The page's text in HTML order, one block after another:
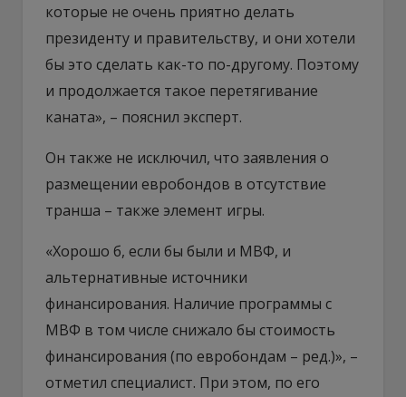
которые не очень приятно делать
президенту и правительству, и они хотели
бы это сделать как-то по-другому. Поэтому
и продолжается такое перетягивание
каната», – пояснил эксперт.
Он также не исключил, что заявления о
размещении евробондов в отсутствие
транша – также элемент игры.
«Хорошо б, если бы были и МВФ, и
альтернативные источники
финансирования. Наличие программы с
МВФ в том числе снижало бы стоимость
финансирования (по евробондам – ред.)», –
отметил специалист. При этом, по его